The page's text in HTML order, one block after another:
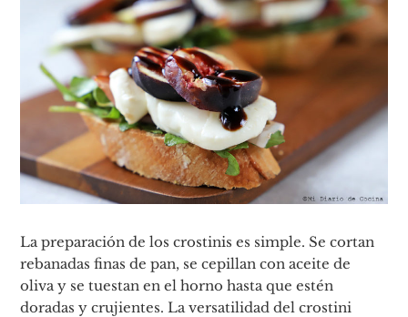
La preparación de los crostinis es simple. Se cortan
rebanadas finas de pan, se cepillan con aceite de
oliva y se tuestan en el horno hasta que estén
doradas y crujientes. La versatilidad del crostini